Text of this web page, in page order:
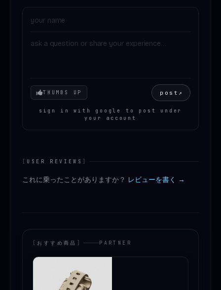
Your mood
THUMBS UP post ↗
sign in with google to post under
your account
[ USER REVIEWS ]
これに乗ったことがありますか？ レビューを書く →
[ おすすめ商品 ] PARTNER